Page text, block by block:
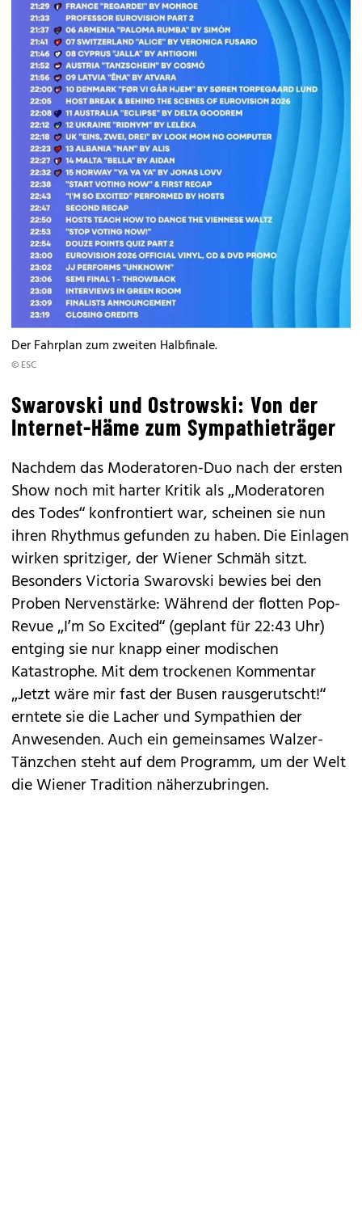
Der Fahrplan zum zweiten Halbfinale.
© ESC
Swarovski und Ostrowski: Von der
Internet-Häme zum Sympathieträger
Nachdem das Moderatoren-Duo nach der ersten
Show noch mit harter Kritik als „Moderatoren
des Todes“ konfrontiert war, scheinen sie nun
ihren Rhythmus gefunden zu haben. Die Einlagen
wirken spritziger, der Wiener Schmäh sitzt.
Besonders Victoria Swarovski bewies bei den
Proben Nervenstärke: Während der flotten Pop-
Revue „I’m So Excited“ (geplant für 22:43 Uhr)
entging sie nur knapp einer modischen
Katastrophe. Mit dem trockenen Kommentar
„Jetzt wäre mir fast der Busen rausgerutscht!“
erntete sie die Lacher und Sympathien der
Anwesenden. Auch ein gemeinsames Walzer-
Tänzchen steht auf dem Programm, um der Welt
die Wiener Tradition näherzubringen.